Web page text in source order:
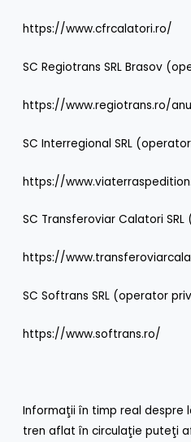
https://www.cfrcalatori.ro/
SC Regiotrans SRL Brasov
https://www.regiotrans.ro/
SC Interregional SRL
https://
SC Transferoviar Calatori
https://
SC Softrans SRL (operator
https://www.softrans.ro/
Informaţii în timp real despre
tren aflat în circulaţie puteţi